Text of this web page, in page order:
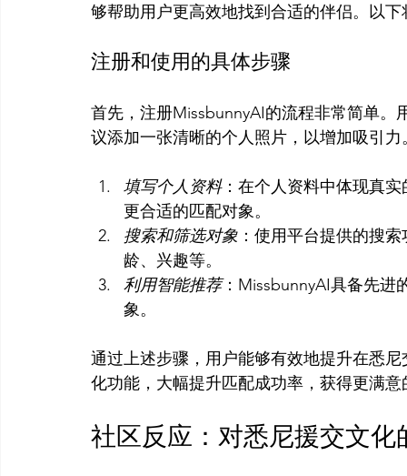
注册和使用的具体步骤
首先，注册MissbunnyAI的流程非常简单
填写个人资料：在个人资料中体现真
更合适的匹配对象。
搜索和筛选对象 ：使用平台提供的搜
龄、兴趣等。
利用智能推荐：MissbunnyAI具备先进
象。
通过上述步骤，用户能够有效地提升在悉
社区反应：对悉尼援交文化